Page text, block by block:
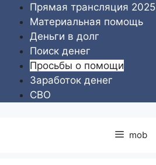
Перейти
содержимому
Прямая трансляция 2025
Материальная помощь
Деньги в долг
Поиск денег
Просьбы о помощи
Заработок денег
СВО
mob